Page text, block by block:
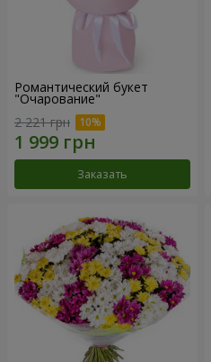
Романтический букет
"Очарование"
2 221 грн
Заказать